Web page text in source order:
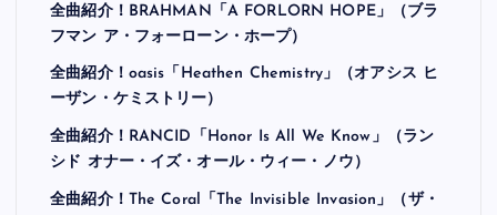
全曲紹介！BRAHMAN「A FORLORN HOPE」（ブラ
フマン ア・フォーローン・ホープ）
全曲紹介！oasis「Heathen Chemistry」（オアシス ヒ
ーザン・ケミストリー）
全曲紹介！RANCID「Honor Is All We Know」（ラン
シド オナー・イズ・オール・ウィー・ノウ）
全曲紹介！The Coral「The Invisible Invasion」（ザ・